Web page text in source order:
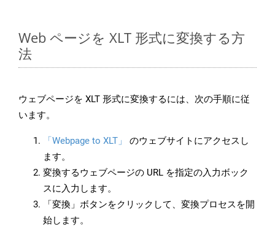
Web ページを XLT 形式に変換する方
法
ウェブページを XLT 形式に変換するには、次の手順に従
います。
「Webpage to XLT」
のウェブサイトにアクセスし
ます。
変換するウェブページの URL を指定の入力ボック
スに入力します。
「変換」ボタンをクリックして、変換プロセスを開
始します。